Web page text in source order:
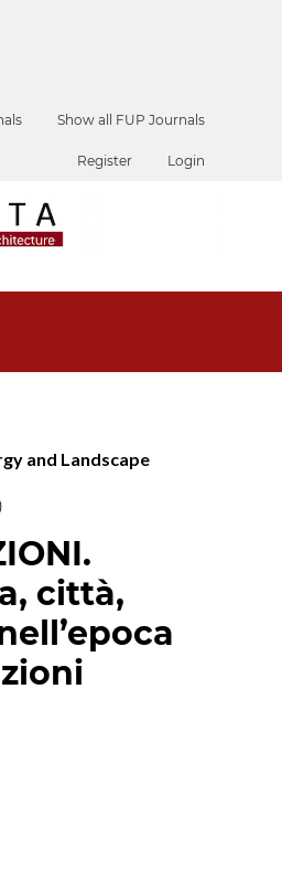
Show all FUP Journals
Register Login
and Landscape
città,